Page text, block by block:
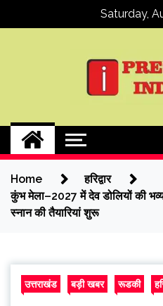
Saturday,
Home
हरिद्वार
कुंभ मेला–2027 में देव डोलियों की भव्य
स्नान की तैयारियां शुरू
उत्तराखंड बड़ी खबर रूडकी